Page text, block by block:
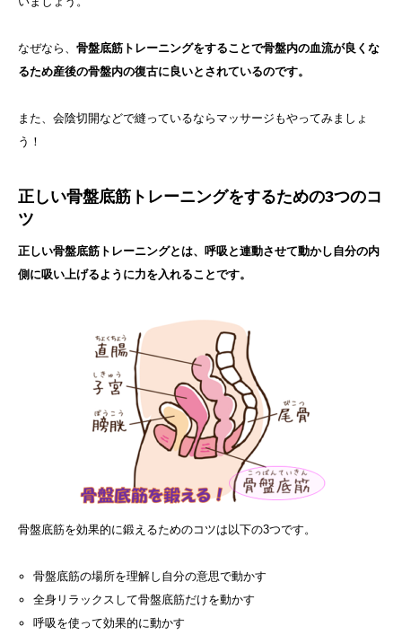
なぜなら、 骨盤底筋トレーニングをすることで骨盤内の血流が良くな
るため産後の骨盤内の復古に良いとされているのです。
また、会陰切開などで縫っているならマッサージもやってみましょ
う！
正しい骨盤底筋トレーニングをするための3つのコ
ツ
正しい骨盤底筋トレーニングとは、呼吸と連動させて動かし自分の内
側に吸い上げるように力を入れることです。
骨盤底筋を効果的に鍛えるためのコツは以下の3つです。
骨盤底筋の場所を理解し自分の意思で動かす
全身リラックスして骨盤底筋だけを動かす
呼吸を使って効果的に動かす